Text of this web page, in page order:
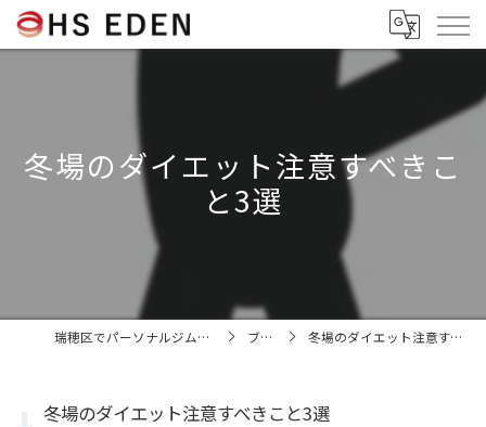
冬場のダイエット注意すべきこ
と3選
瑞穂区でパーソナルジムならHS EDEN ブログ 冬場のダイエット注意すべきこと3選
冬場のダイエット注意すべきこと3選